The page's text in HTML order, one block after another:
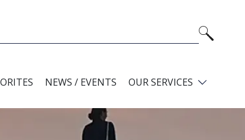
NEWS / EVENTS OUR SERVICES